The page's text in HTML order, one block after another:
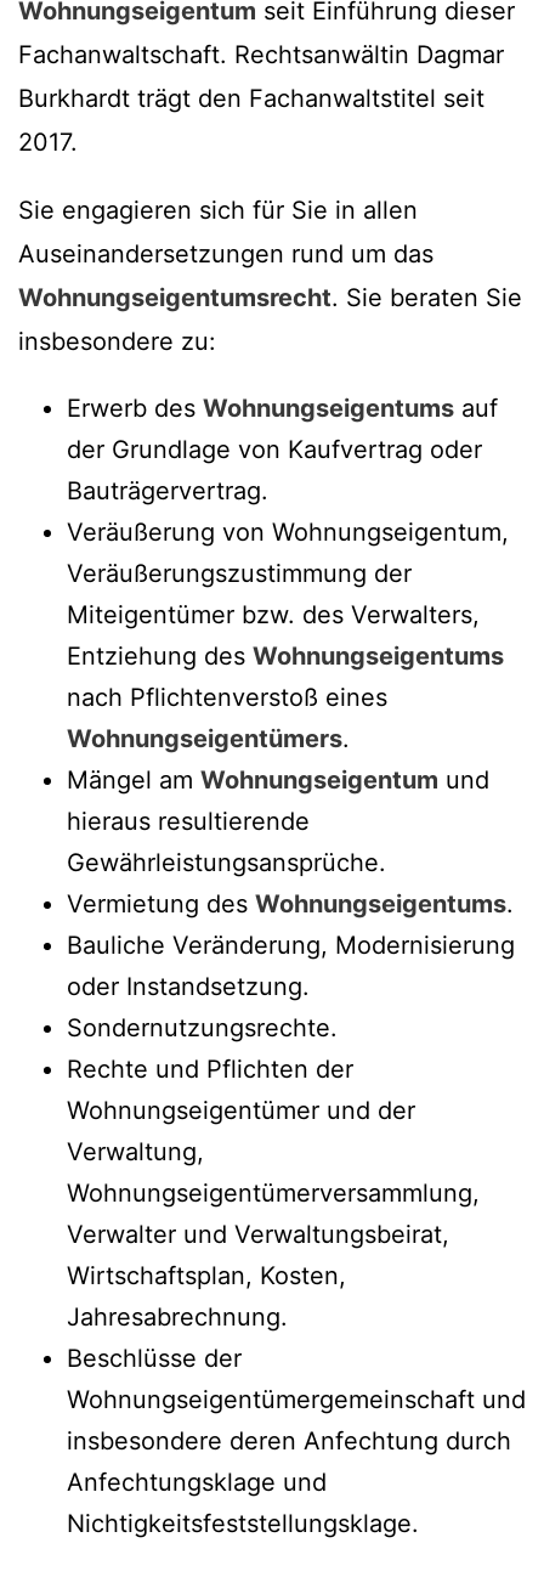
Wohnungseigentum seit Einführung dieser
Fachanwaltschaft. Rechtsanwältin Dagmar
Burkhardt trägt den Fachanwaltstitel seit
2017.
Sie engagieren sich für Sie in allen
Auseinandersetzungen rund um das
Wohnungseigentumsrecht. Sie beraten Sie
insbesondere zu:
Erwerb des Wohnungseigentums auf
der Grundlage von Kaufvertrag oder
Bauträgervertrag.
Veräußerung von Wohnungseigentum,
Veräußerungszustimmung der
Miteigentümer bzw. des Verwalters,
Entziehung des Wohnungseigentums
nach Pflichtenverstoß eines
Wohnungseigentümers.
Mängel am Wohnungseigentum und
hieraus resultierende
Gewährleistungsansprüche.
Vermietung des Wohnungseigentums.
Bauliche Veränderung, Modernisierung
oder Instandsetzung.
Sondernutzungsrechte.
Rechte und Pflichten der
Wohnungseigentümer und der
Verwaltung,
Wohnungseigentümerversammlung,
Verwalter und Verwaltungsbeirat,
Wirtschaftsplan, Kosten,
Jahresabrechnung.
Beschlüsse der
Wohnungseigentümergemeinschaft und
insbesondere deren Anfechtung durch
Anfechtungsklage und
Nichtigkeitsfeststellungsklage.